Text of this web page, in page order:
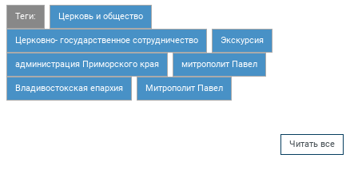
Теги: Церковь и общество
Церковно- государственное сотрудничество Экскурсия
администрация Приморского края митрополит Павел
Владивостокская епархия Митрополит Павел
Читать все